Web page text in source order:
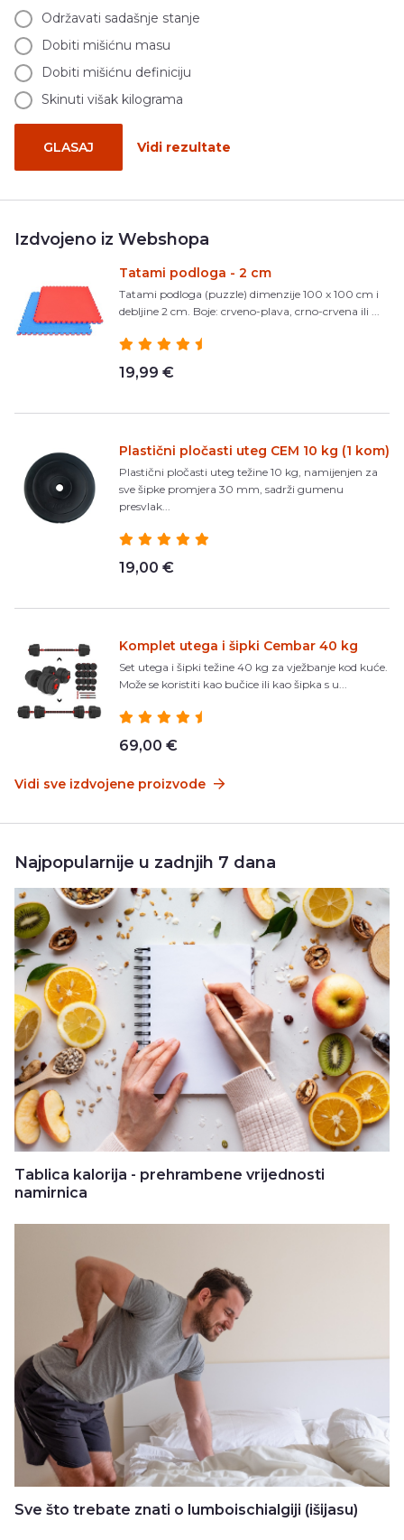
Održavati sadašnje stanje
Dobiti mišićnu masu
Dobiti mišićnu definiciju
Skinuti višak kilograma
GLASAJ Vidi rezultate
Izdvojeno iz Webshopa
Tatami podloga - 2 cm
Tatami podloga (puzzle) dimenzije 100 x 100 cm i
debljine 2 cm. Boje: crveno-plava, crno-crvena ili ...
19,99 €
Plastični pločasti uteg CEM 10 kg (1 kom)
Plastični pločasti uteg težine 10 kg, namijenjen za
sve šipke promjera 30 mm, sadrži gumenu
presvlak...
19,00 €
Komplet utega i šipki Cembar 40 kg
Set utega i šipki težine 40 kg za vježbanje kod kuće.
Može se koristiti kao bučice ili kao šipka s u...
69,00 €
Vidi sve izdvojene proizvode
Najpopularnije u zadnjih 7 dana
Tablica kalorija - prehrambene vrijednosti
namirnica
Sve što trebate znati o lumboischialgiji (išijasu)